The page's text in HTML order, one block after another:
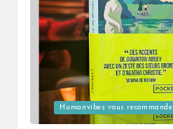
Posted
in
Humanvibes vous recommande